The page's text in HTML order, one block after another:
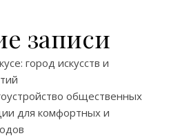
записи
город искусств и
общественных
для комфортных и